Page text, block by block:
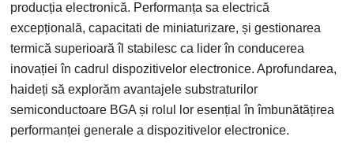
producția electronică. Performanța sa electrică
excepțională, capacitati de miniaturizare, și gestionarea
termică superioară îl stabilesc ca lider în conducerea
inovației în cadrul dispozitivelor electronice. Aprofundarea,
haideți să explorăm avantajele substraturilor
semiconductoare BGA și rolul lor esențial în îmbunătățirea
performanței generale a dispozitivelor electronice.